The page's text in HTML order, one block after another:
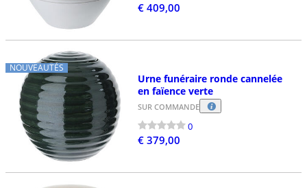
€ 409,00
NOUVEAUTÉS
Urne funéraire ronde cannelée
en faïence verte
SUR COMMANDE
0
€ 379,00